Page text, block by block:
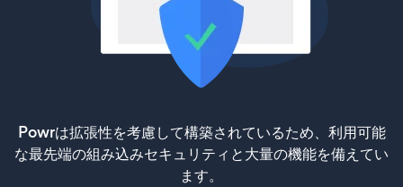
Powrは拡張性を考慮して構築されているため、利用可能
な最先端の組み込みセキュリティと大量の機能を備えてい
ます。